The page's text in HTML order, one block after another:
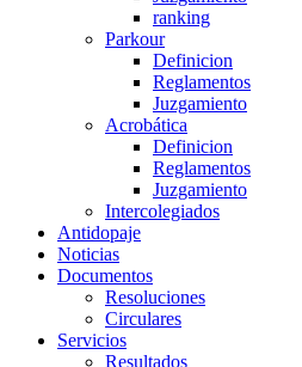
ranking
Parkour
Definicion
Reglamentos
Juzgamiento
Acrobática
Definicion
Reglamentos
Juzgamiento
Intercolegiados
Antidopaje
Noticias
Documentos
Resoluciones
Circulares
Servicios
Resultados